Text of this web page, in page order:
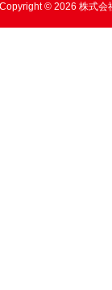
Copyright © 2026 株式会